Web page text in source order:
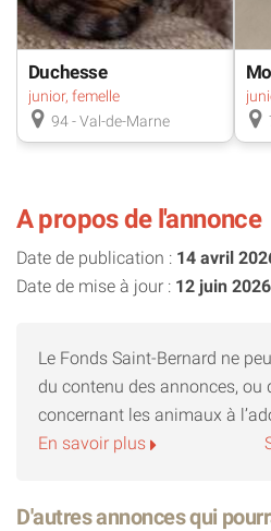
l’âge requis)
Pour les femelles : 300€
vaccination, antiparasitaires,
…. (à l’âge requis)
Contactez l’association par mail
Duchesse
junior, femelle
94 - Val-de-Marne
A propos de l'annonce
Date de publication : 14 avril
Date de mise à jour : 12 juin 2026
Le Fonds Saint-Bernard ne
du contenu des annonces,
concernant les animaux à
En savoir plus
D'autres annonces qui